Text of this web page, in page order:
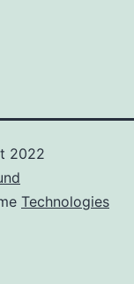
2022
Technologies